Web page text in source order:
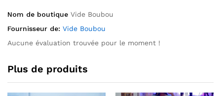
Nom de boutique Vide Boubou
Fournisseur de: Vide Boubou
Aucune évaluation trouvée pour le moment !
Plus de produits